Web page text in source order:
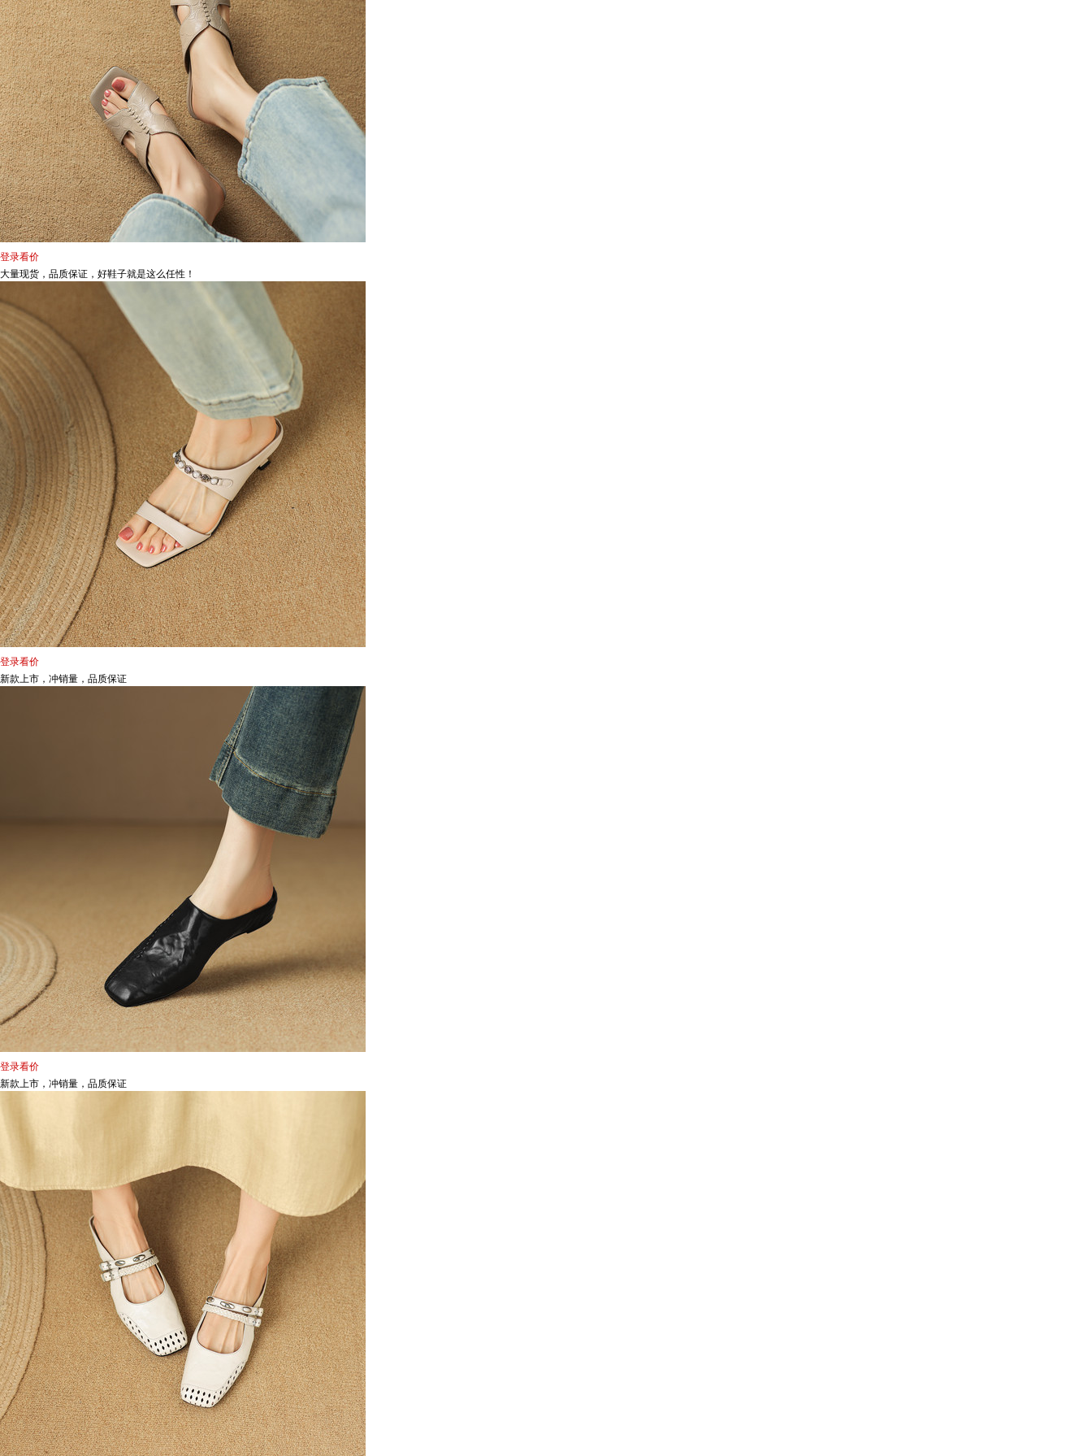
登录看价
大量现货，品质保证，好鞋子就是这么任性！
登录看价
新款上市，冲销量，品质保证
登录看价
新款上市，冲销量，品质保证